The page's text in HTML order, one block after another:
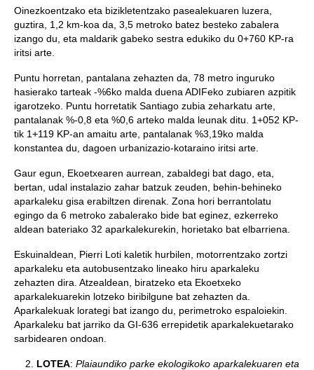
Oinezkoentzako eta bizikletentzako pasealekuaren luzera,
guztira, 1,2 km-koa da, 3,5 metroko batez besteko zabalera
izango du, eta maldarik gabeko sestra edukiko du 0+760 KP-ra
iritsi arte.
Puntu horretan, pantalana zehazten da, 78 metro inguruko
hasierako tarteak -%6ko malda duena ADIFeko zubiaren azpitik
igarotzeko. Puntu horretatik Santiago zubia zeharkatu arte,
pantalanak %-0,8 eta %0,6 arteko malda leunak ditu. 1+052 KP-
tik 1+119 KP-an amaitu arte, pantalanak %3,19ko malda
konstantea du, dagoen urbanizazio-kotaraino iritsi arte.
Gaur egun, Ekoetxearen aurrean, zabaldegi bat dago, eta,
bertan, udal instalazio zahar batzuk zeuden, behin-behineko
aparkaleku gisa erabiltzen direnak. Zona hori berrantolatu
egingo da 6 metroko zabalerako bide bat eginez, ezkerreko
aldean bateriako 32 aparkalekurekin, horietako bat elbarriena.
Eskuinaldean, Pierri Loti kaletik hurbilen, motorrentzako zortzi
aparkaleku eta autobusentzako lineako hiru aparkaleku
zehazten dira. Atzealdean, biratzeko eta Ekoetxeko
aparkalekuarekin lotzeko biribilgune bat zehazten da.
Aparkalekuak lorategi bat izango du, perimetroko espaloiekin.
Aparkaleku bat jarriko da GI-636 errepidetik aparkalekuetarako
sarbidearen ondoan.
LOTEA: Plaiaundiko parke ekologikoko aparkalekuaren eta